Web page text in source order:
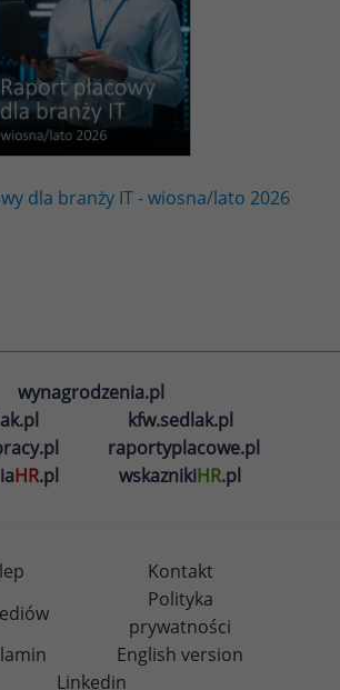
dla branży IT - wiosna/lato 2026
wynagrodzenia.pl
kfw.sedlak.pl
raportyplacowe.pl
HR.pl wskaznikiHR.pl
Kontakt
Polityka
prywatności
English version
Linkedin